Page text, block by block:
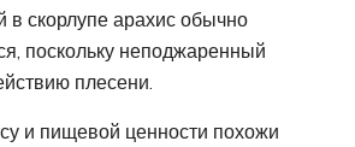
скорлупе арахис обычно
поскольку неподжаренный
плесени.
и пищевой ценности похожи